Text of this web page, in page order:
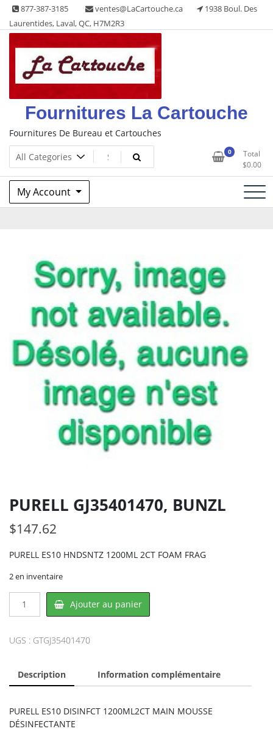
Skip
content
877-387-3185 ventes@LaCartouche.ca
1938 Boul. Des
Laurentides, Laval, QC, H7M2R3
Fournitures La Cartouche
Fournitures De Bureau et Cartouches
0
Total
$0.00
My Account
PURELL GJ35401470, BUNZL
$147.62
PURELL ES10 HNDSNTZ 1200ML 2CT FOAM FRAG
2 en inventaire
GJ35401470,
Ajouter au panier
UGS : GTGJ35401470
Description Information complémentaire
PURELL ES10 DISINFCT 1200ML2CT MAIN MOUSSE
DÉSINFECTANTE